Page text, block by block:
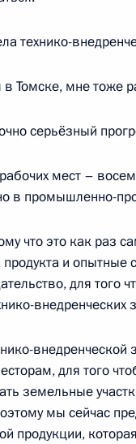
область, Горки
на
АТЭС
участие в
технико-
Томске, мне тоже
серьёзный
мест –
в промышленно-
что это как раз
и опытные
для того
внедренческих
для того
земельные
мы сейчас
продукции,